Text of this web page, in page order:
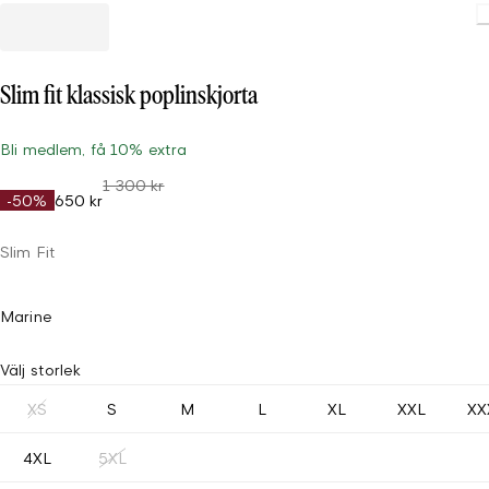
Slim fit klassisk poplinskjorta
Bli medlem, få 10% extra
-50% 650 kr
1 300 kr
Slim Fit
Marine
Välj storlek
XS S M L XL XXL
4XL 5XL